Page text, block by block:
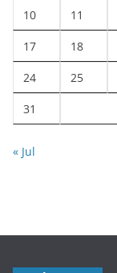
10 11
17 18
24 25
31
« Jul